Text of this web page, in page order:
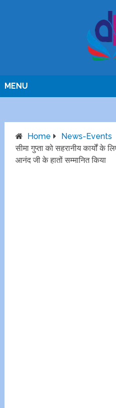
MENU
Home
News-Events
सीमा गुप्ता को सहरानीय कार्यों के
आनंद जी के हातों सम्मानित किया